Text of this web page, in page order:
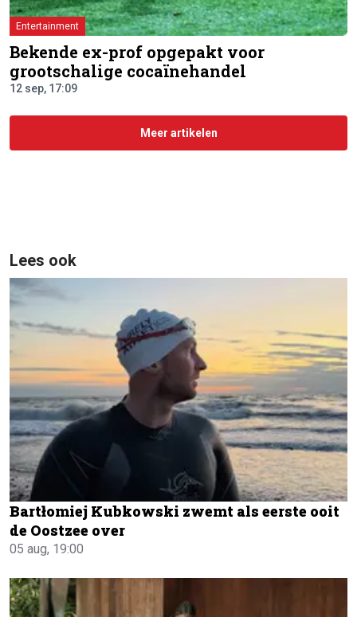
Entertainment
Bekende ex-prof opgepakt voor
grootschalige cocaïnehandel
12 sep, 17:09
Meer artikelen
Lees ook
Bartłomiej Kubkowski zwemt als eerste ooit
de Oostzee over
05 aug, 19:00